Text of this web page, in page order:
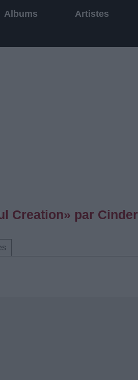
Albums Artistes
Creation» par Cinder